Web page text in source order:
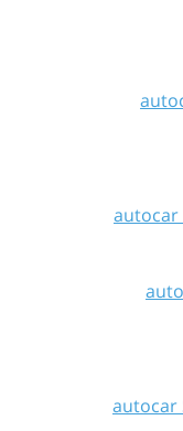
autocar
autocar